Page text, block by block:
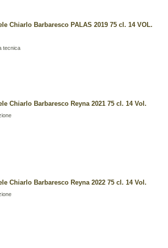
Chiarlo Barbaresco PALAS 2019 75 cl. 14 VOL.
tecnica
Chiarlo Barbaresco Reyna 2021 75 cl. 14 Vol.
Chiarlo Barbaresco Reyna 2022 75 cl. 14 Vol.